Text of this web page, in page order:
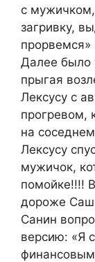
с
загривку,
Далее было
прыгая
Лексусу с
прогревом,
на
Лексусу
мужичок,
помойке!!!!
дороже
Санин
версию: «Я